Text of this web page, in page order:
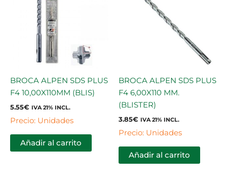
BROCA ALPEN SDS PLUS
F4 10,00X110MM (BLIS)
5.55€ IVA 21% INCL.
Precio: Unidades
Añadir al carrito
BROCA ALPEN SDS PLUS
F4 6,00X110 MM.
(BLISTER)
3.85€ IVA 21% INCL.
Precio: Unidades
Añadir al carrito